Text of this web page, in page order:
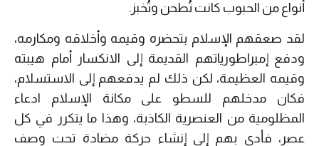
أنواع من الحبوب كانت تُطحن وتُخبز.
لقد صعقهم الإسلام بتحضره وقيمه وأخلاقه ومكارمه،
ودفع إمبراطورياتهم القديمة إلى الانكسار أمام هيبته
وقيمه العظيمة، لكن ذلك لم يدفعهم إلى الاستسلام،
فكان مدخلهم للسطو على مكانة الإسلام ادعاء
المظلومية من العنصرية الكاذبة، وهذا ما يتكرر في كل
عصر، فأدى بهم إلى إنشاء حركة مضادة تحت وصف